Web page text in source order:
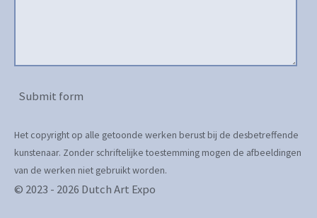
Submit form
Het copyright op alle getoonde werken berust bij de desbetreffende
kunstenaar. Zonder schriftelijke toestemming mogen de afbeeldingen
van de werken niet gebruikt worden.
© 2023 - 2026 Dutch Art Expo